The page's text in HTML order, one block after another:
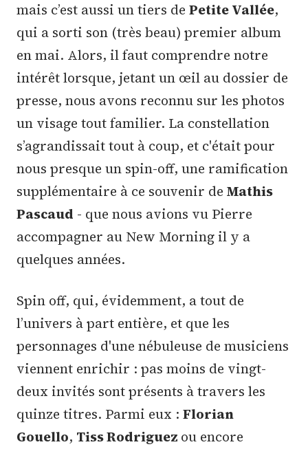
mais c’est aussi un tiers de Petite Vallée,
qui a sorti son (très beau) premier album
en mai. Alors, il faut comprendre notre
intérêt lorsque, jetant un œil au dossier de
presse, nous avons reconnu sur les photos
un visage tout familier. La constellation
s’agrandissait tout à coup, et c'était pour
nous presque un spin-off, une ramification
supplémentaire à ce souvenir de Mathis
Pascaud - que nous avions vu Pierre
accompagner au New Morning il y a
quelques années.
Spin off, qui, évidemment, a tout de
l’univers à part entière, et que les
personnages d'une nébuleuse de musiciens
viennent enrichir : pas moins de vingt-
deux invités sont présents à travers les
quinze titres. Parmi eux : Florian
Gouello, Tiss Rodriguez ou encore